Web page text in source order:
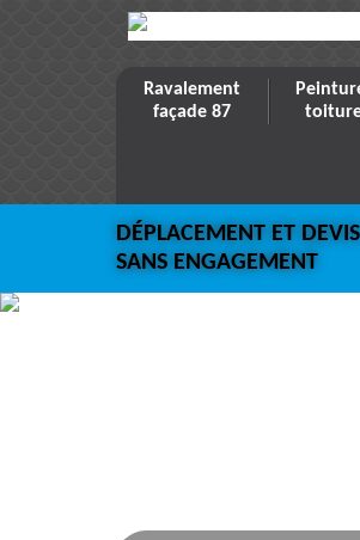
Ravalement
façade 87
DÉPLACEMENT ET
SANS ENGAGEMENT